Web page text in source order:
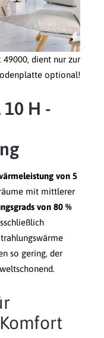
dient nur zur
optional!
H -
von 5
mit mittlerer
von 80 %
so gering, der